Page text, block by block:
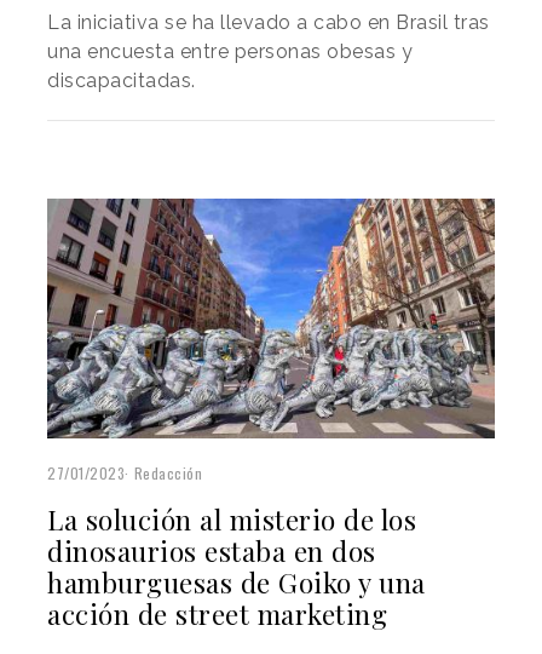
La iniciativa se ha llevado a cabo en Brasil tras
una encuesta entre personas obesas y
discapacitadas.
27/01/2023 Redacción
La solución al misterio de los
dinosaurios estaba en dos
hamburguesas de Goiko y una
acción de street marketing